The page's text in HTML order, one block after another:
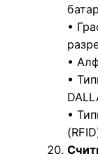
•
•
•
•